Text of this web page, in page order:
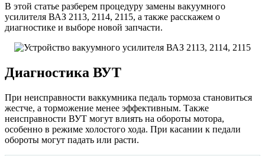
В этой статье разберем процедуру замены вакуумного
усилителя ВАЗ 2113, 2114, 2115, а также расскажем о
диагностике и выборе новой запчасти.
Диагностика ВУТ
При неисправности ваккумника педаль тормоза становиться
жестче, а торможение менее эффективным. Также
неисправности ВУТ могут влиять на обороты мотора,
особенно в режиме холостого хода. При касании к педали
обороты могут падать или расти.